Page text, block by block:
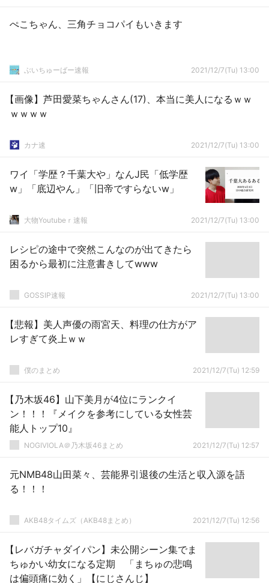
ぺこちゃん、三角チョコパイもいきます
ぶいちゅーばー速報 2021/12/7(Tu) 13:00
【画像】芦田愛菜ちゃんさん(17)、本当に美人になるｗｗ
ｗｗｗｗ
カナ速 2021/12/7(Tu) 13:00
ワイ「学歴？千葉大や」なんJ民「低学歴
w」「底辺やん」「旧帝ですらないw」
大物Youtubeｒ速報 2021/12/7(Tu) 13:00
レシピの途中で突然こんなのが出てきたら
困るから最初に注意書きしてwww
GOSSIP速報 2021/12/7(Tu) 13:00
【悲報】美人声優の雨宮天、料理の仕方がア
レすぎて炎上ｗｗ
僕のまとめ 2021/12/7(Tu) 12:59
【乃木坂46】山下美月が4位にランクイ
ン！！！『メイクを参考にしている女性芸
能人トップ10』
NOGIVIOLA＠乃木坂46まとめ 2021/12/7(Tu) 12:57
元NMB48山田菜々、芸能界引退後の生活と収入源を語
る！！！
AKB48タイムズ（AKB48まとめ） 2021/12/7(Tu) 12:56
【レバガチャダイパン】未公開シーン集でま
ちゅかい幼女になる定期 「まちゅの悲鳴
は偏頭痛に効く」【にじさんじ】